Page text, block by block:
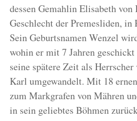
dessen Gemahlin Elisabeth von
Geschlecht der Premesliden, in
Sein Geburtsnamen Wenzel
wohin er mit 7 Jahren
seine spätere Zeit als
Karl umgewandelt. Mit 18
zum Markgrafen von Mähren
in sein geliebtes Böhmen